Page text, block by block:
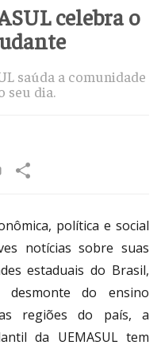
celebra o
saúda a comunidade
seu dia.
Print
política e social
notícias sobre suas
estaduais do Brasil,
desmonte do ensino
regiões do país, a
da UEMASUL tem